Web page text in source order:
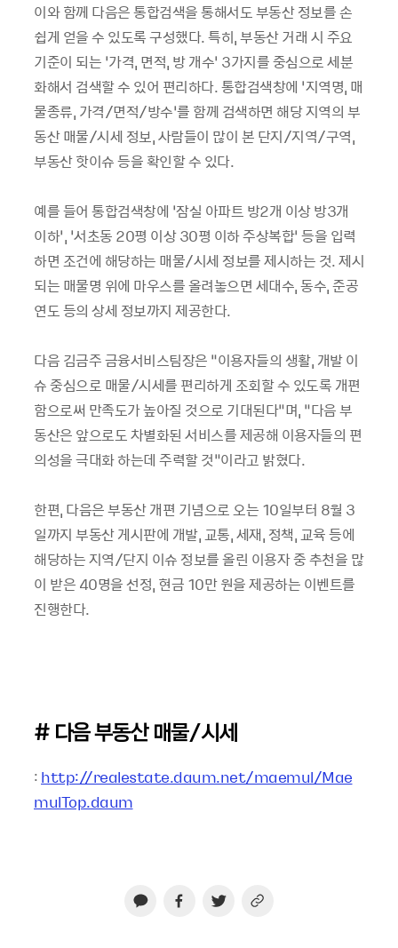
이와 함께 다음은 통합검색을 통해서도 부동산 정보를 손
쉽게 얻을 수 있도록 구성했다. 특히, 부동산 거래 시 주요
기준이 되는 ‘가격, 면적, 방 개수’ 3가지를 중심으로 세분
화해서 검색할 수 있어 편리하다. 통합검색창에 ‘지역명, 매
물종류, 가격/면적/방수’를 함께 검색하면 해당 지역의 부
동산 매물/시세 정보, 사람들이 많이 본 단지/지역/구역,
부동산 핫이슈 등을 확인할 수 있다.
예를 들어 통합검색창에 ‘잠실 아파트 방2개 이상 방3개
이하’, ‘서초동 20평 이상 30평 이하 주상복합’ 등을 입력
하면 조건에 해당하는 매물/시세 정보를 제시하는 것. 제시
되는 매물명 위에 마우스를 올려놓으면 세대수, 동수, 준공
연도 등의 상세 정보까지 제공한다.
다음 김금주 금융서비스팀장은 “이용자들의 생활, 개발 이
슈 중심으로 매물/시세를 편리하게 조회할 수 있도록 개편
함으로써 만족도가 높아질 것으로 기대된다”며, “다음 부
동산은 앞으로도 차별화된 서비스를 제공해 이용자들의 편
의성을 극대화 하는데 주력할 것”이라고 밝혔다.
한편, 다음은 부동산 개편 기념으로 오는 10일부터 8월 3
일까지 부동산 게시판에 개발, 교통, 세재, 정책, 교육 등에
해당하는 지역/단지 이슈 정보를 올린 이용자 중 추천을 많
이 받은 40명을 선정, 현금 10만 원을 제공하는 이벤트를
진행한다.
# 다음 부동산 매물/시세
: http://realestate.daum.net/maemul/Mae
mulTop.daum